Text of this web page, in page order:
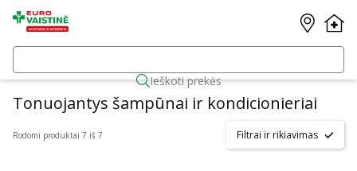
Ieškoti prekės
Tonuojantys šampūnai ir kondicionieriai
Rodomi produktai 7 iš 7 Filtrai ir rikiavimas